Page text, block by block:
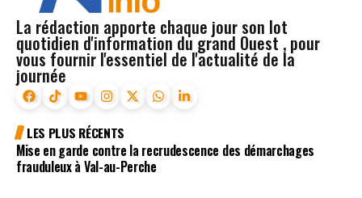
La rédaction apporte chaque jour son lot
quotidien d'information du grand Ouest , pour
vous fournir l'essentiel de l'actualité de la
journée
LES PLUS RÉCENTS
Mise en garde contre la recrudescence des démarchages
frauduleux à Val-au-Perche